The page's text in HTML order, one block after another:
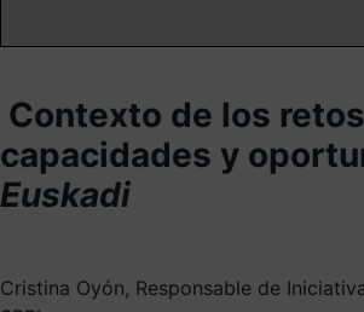
Contexto de los
capacidades y
Euskadi
Cristina Oyón, Responsable de